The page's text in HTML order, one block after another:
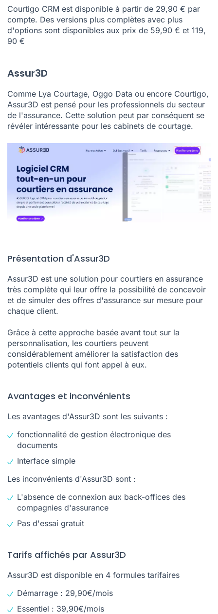
Courtigo CRM est disponible à partir de 29,90 € par
compte. Des versions plus complètes avec plus
d'options sont disponibles aux prix de 59,90 € et 119,
90 €
Assur3D
Comme Lya Courtage, Oggo Data ou encore Courtigo,
Assur3D est pensé pour les professionnels du secteur
de l'assurance. Cette solution peut par conséquent se
révéler intéressante pour les cabinets de courtage.
Présentation d'Assur3D
Assur3D est une solution pour courtiers en assurance
très complète qui leur offre la possibilité de concevoir
et de simuler des offres d'assurance sur mesure pour
chaque client.
Grâce à cette approche basée avant tout sur la
personnalisation, les courtiers peuvent
considérablement améliorer la satisfaction des
potentiels clients qui font appel à eux.
Avantages et inconvénients
Les avantages d'Assur3D sont les suivants :
fonctionnalité de gestion électronique des
documents
Interface simple
Les inconvénients d'Assur3D sont :
L'absence de connexion aux back-offices des
compagnies d'assurance
Pas d'essai gratuit
Tarifs affichés par Assur3D
Assur3D est disponible en 4 formules tarifaires
Démarrage : 29,90€/mois
Essentiel : 39,90€/mois